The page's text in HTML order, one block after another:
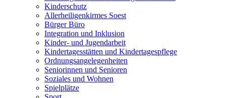
Kinderschutz
Allerheiligenkirmes Soest
Bürger Büro
Integration und Inklusion
Kinder- und Jugendarbeit
Kindertagesstätten und Kindertagespflege
Ordnungsangelegenheiten
Seniorinnen und Senioren
Soziales und Wohnen
Spielplätze